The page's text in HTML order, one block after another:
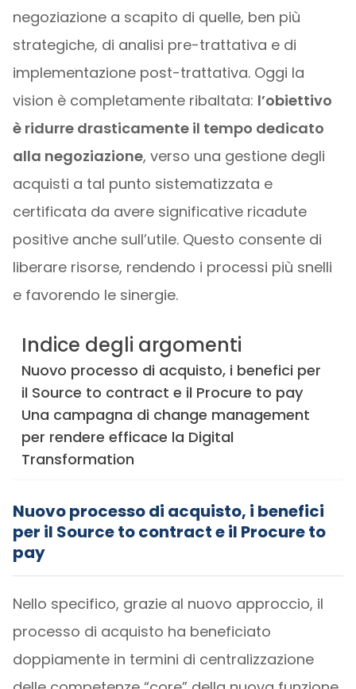
negoziazione a scapito di quelle, ben più
strategiche, di analisi pre-trattativa e di
implementazione post-trattativa. Oggi la
vision è completamente ribaltata: l’obiettivo
è ridurre drasticamente il tempo dedicato
alla negoziazione, verso una gestione degli
acquisti a tal punto sistematizzata e
certificata da avere significative ricadute
positive anche sull’utile. Questo consente di
liberare risorse, rendendo i processi più snelli
e favorendo le sinergie.
Indice degli argomenti
Nuovo processo di acquisto, i benefici per
il Source to contract e il Procure to pay
Una campagna di change management
per rendere efficace la Digital
Transformation
Nuovo processo di acquisto, i benefici
per il Source to contract e il Procure to
pay
Nello specifico, grazie al nuovo approccio, il
processo di acquisto ha beneficiato
doppiamente in termini di centralizzazione